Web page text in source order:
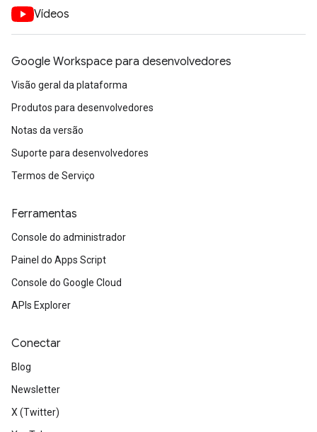
Vídeos
Google Workspace para desenvolvedores
Visão geral da plataforma
Produtos para desenvolvedores
Notas da versão
Suporte para desenvolvedores
Termos de Serviço
Ferramentas
Console do administrador
Painel do Apps Script
Console do Google Cloud
APIs Explorer
Conectar
Blog
Newsletter
X (Twitter)